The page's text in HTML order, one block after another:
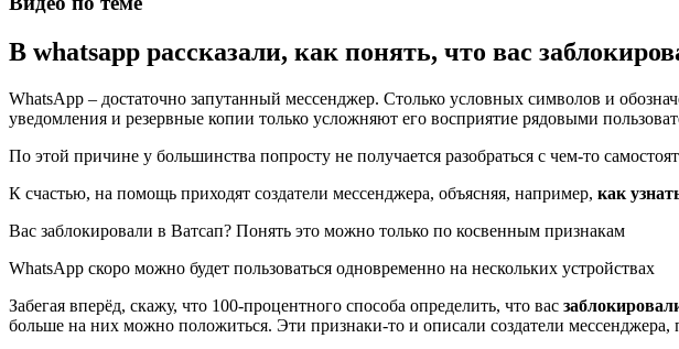
В whatsapp рассказали, как понять, что вас
WhatsApp – достаточно запутанный мессенджер. Столько условных символов и
уведомления и резервные копии только усложняют его восприятие рядовыми
По этой причине у большинства попросту не получается разобраться с чем-то
К счастью, на помощь приходят создатели мессенджера, объясняя, например, как
Вас заблокировали в Ватсап? Понять это можно только по косвенным признакам
WhatsApp скоро можно будет пользоваться одновременно на нескольких устройствах
Забегая вперёд, скажу, что 100-процентного способа определить, что вас
больше на них можно положиться. Эти признаки-то и описали создатели мессенджера,